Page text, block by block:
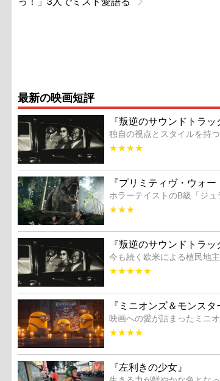
最新の映画短評
『叛逆のサウンドトラッ
独自の視点とスタイルを持
★★★★
『プリミティヴ・ウォ
ホラーテイストのB級「ジュ
★★★
『叛逆のサウンドトラッ
今も続く欧米による植民地
★★★★★
『ミニオンズ＆モンスタ
映画への愛が詰まったミニ
★★★★
『左利きの少女』